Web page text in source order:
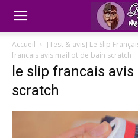
Accueil [Test & avis] Le Slip
francais avis maillot de bain scratch
le slip francais
scratch